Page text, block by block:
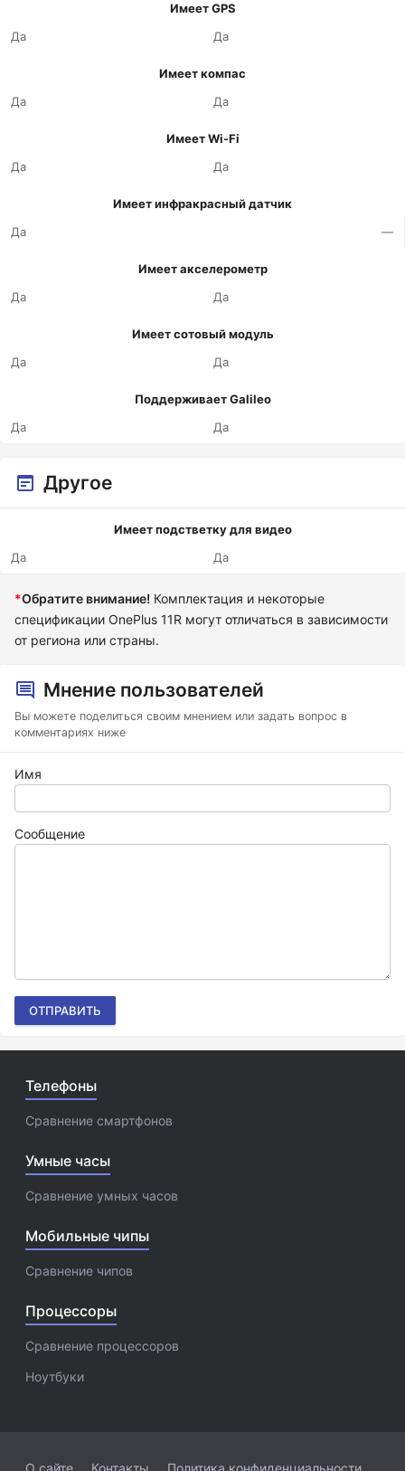
Имеет GPS
Да
Да
Имеет компас
Да
Да
Имеет Wi-Fi
Да
Да
Имеет инфракрасный датчик
Да
—
Имеет акселерометр
Да
Да
Имеет сотовый модуль
Да
Да
Поддерживает Galileo
Да
Да
Другое
Имеет подстветку для видео
Да
Да
*Обратите внимание! Комплектация и некоторые
спецификации OnePlus 11R могут отличаться в зависимости
от региона или страны.
Мнение пользователей
Вы можете поделиться своим мнением или задать вопрос в
комментариях ниже
Имя
Сообщение
ОТПРАВИТЬ
Телефоны
Сравнение смартфонов
Умные часы
Сравнение умных часов
Мобильные чипы
Сравнение чипов
Процессоры
Сравнение процессоров
Ноутбуки
О сайте Контакты Политика конфиденциальности